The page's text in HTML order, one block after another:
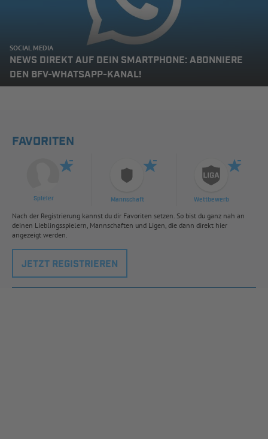
SOCIAL MEDIA
NEWS DIREKT AUF DEIN SMARTPHONE: ABONNIERE
DEN BFV-WHATSAPP-KANAL!
FAVORITEN
Spieler Mannschaft Wettbewerb
Nach der Registrierung kannst du dir Favoriten setzen. So bist du ganz nah an
deinen Lieblingsspielern, Mannschaften und Ligen, die dann direkt hier
angezeigt werden.
JETZT REGISTRIEREN